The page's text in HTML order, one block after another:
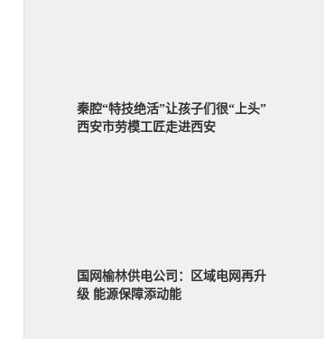
秦腔“特技绝活”让孩子们很“上头”
西安市劳模工匠走进西安
国网榆林供电公司：区域电网再升
级 能源保障添动能